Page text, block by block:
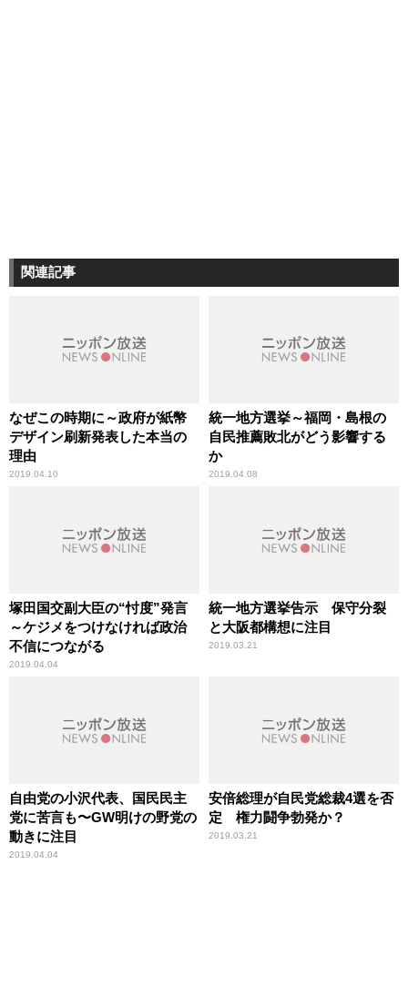
関連記事
なぜこの時期に～政府が紙幣
デザイン刷新発表した本当の
理由
2019.04.10
統一地方選挙～福岡・島根の
自民推薦敗北がどう影響する
か
2019.04.08
塚田国交副大臣の“忖度”発言
～ケジメをつけなければ政治
不信につながる
2019.04.04
統一地方選挙告示 保守分裂
と大阪都構想に注目
2019.03.21
自由党の小沢代表、国民民主
党に苦言も〜GW明けの野党の
動きに注目
2019.04.04
安倍総理が自民党総裁4選を否
定 権力闘争勃発か？
2019.03.21